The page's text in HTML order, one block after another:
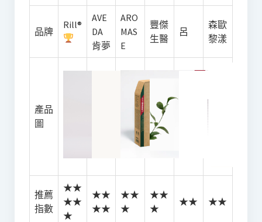
品牌
Rill®
AVE
DA
肯夢
ARO
MAS
E
豐傑
生醫
呂
森歐
黎漾
產品
圖
推薦
指數
★★
★★
★
★★
★★
★★
★
★★
★
★★ ★★